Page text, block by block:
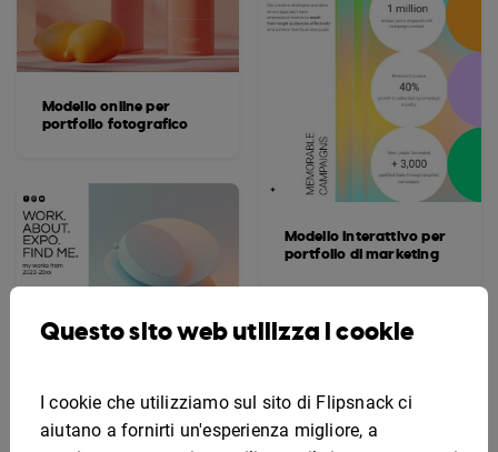
Modello online per
portfolio fotografico
Modello interattivo per
portfolio di marketing
Questo sito web utilizza i cookie
I cookie che utilizziamo sul sito di Flipsnack ci
aiutano a fornirti un'esperienza migliore, a